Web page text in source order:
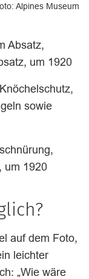
Alpines Museum
Absatz,
um 1920
sowie
um 1920
auf dem Foto,
leichter
„Wie wäre